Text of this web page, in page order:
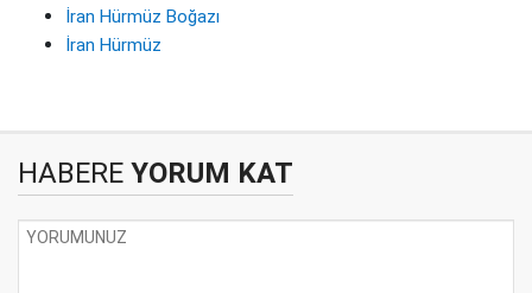
İran Hürmüz Boğazı
İran Hürmüz
HABERE YORUM KAT